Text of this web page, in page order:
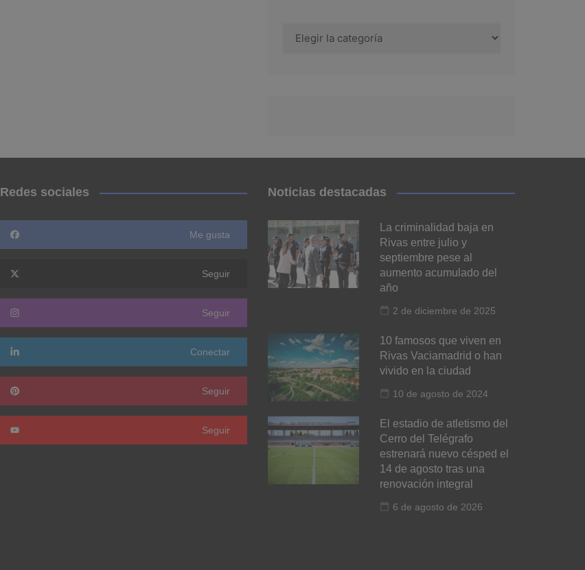
Redes sociales
Me gusta
Seguir
Seguir
Conectar
Seguir
Seguir
Noticias destacadas
La criminalidad baja en
Rivas entre julio y
septiembre pese al
aumento acumulado del
año
2 de diciembre de 2025
10 famosos que viven en
Rivas Vaciamadrid o han
vivido en la ciudad
10 de agosto de 2024
El estadio de atletismo del
Cerro del Telégrafo
estrenará nuevo césped el
14 de agosto tras una
renovación integral
6 de agosto de 2026